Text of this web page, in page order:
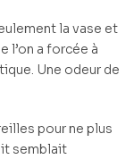
la vase et
l’on a forcée à
Une odeur de
pour ne plus
semblait